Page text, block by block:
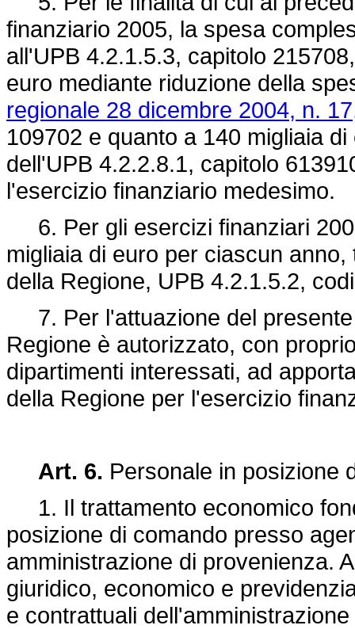
finanziario 2005, la spesa
all'UPB 4.2.1.5.3, capitolo
euro mediante riduzione della
regionale 28 dicembre 2004, n.
109702 e quanto a 140 migliaia
dell'UPB 4.2.2.8.1, capitolo
l'esercizio finanziario medesimo.
6. Per gli esercizi finanziari
migliaia di euro per ciascun
della Regione, UPB 4.2.1.5.2,
7. Per l'attuazione del presente
Regione è autorizzato, con
dipartimenti interessati, ad
della Regione per l'esercizio
Art. 6. Personale in posizione
1. Il trattamento economico
posizione di comando presso
amministrazione di provenienza.
giuridico, economico e
e contrattuali